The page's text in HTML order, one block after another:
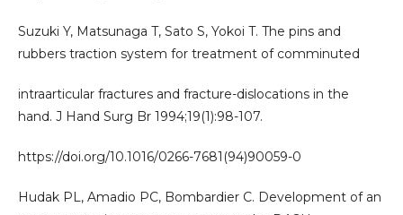
Suzuki Y, Matsunaga T, Sato S, Yokoi T. The pins and
rubbers traction system for treatment of comminuted
intraarticular fractures and fracture-dislocations in the
hand. J Hand Surg Br 1994;19(1):98-107.
https://doi.org/10.1016/0266-7681(94)90059-0
Hudak PL, Amadio PC, Bombardier C. Development of an